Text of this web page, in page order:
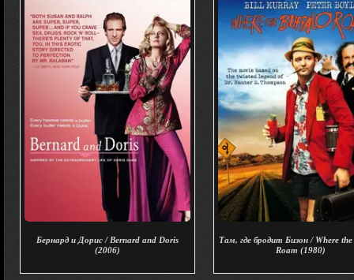
Бернард и Дорис / Bernard and Doris
(2006)
Там, где бродит Бизон / Where
Roam (1980)